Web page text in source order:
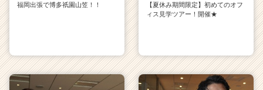
福岡出張で博多祇園山笠！！
【夏休み期間限定】初めてのオフ
ィス見学ツアー！開催★